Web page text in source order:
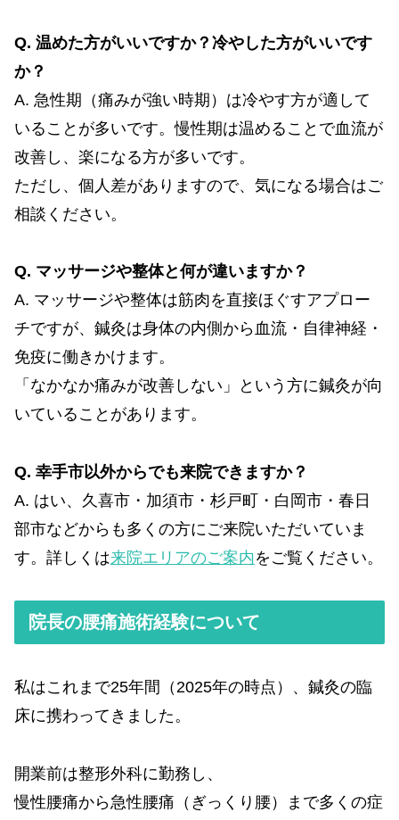
Q. 温めた方がいいですか？冷やした方がいいです
か？
A. 急性期（痛みが強い時期）は冷やす方が適して
いることが多いです。慢性期は温めることで血流が
改善し、楽になる方が多いです。
ただし、個人差がありますので、気になる場合はご
相談ください。
Q. マッサージや整体と何が違いますか？
A. マッサージや整体は筋肉を直接ほぐすアプロー
チですが、鍼灸は身体の内側から血流・自律神経・
免疫に働きかけます。
「なかなか痛みが改善しない」という方に鍼灸が向
いていることがあります。
Q. 幸手市以外からでも来院できますか？
A. はい、久喜市・加須市・杉戸町・白岡市・春日
部市などからも多くの方にご来院いただいていま
す。詳しくは来院エリアのご案内をご覧ください。
院長の腰痛施術経験について
私はこれまで25年間（2025年の時点）、鍼灸の臨
床に携わってきました。
開業前は整形外科に勤務し、
慢性腰痛から急性腰痛（ぎっくり腰）まで多くの症